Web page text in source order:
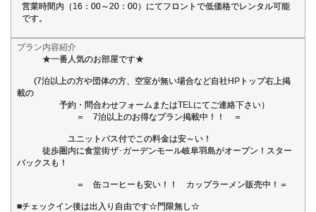
営業時間内（16：00～20：00）にてフロントで低価格でレンタル可能
です。
プラン内容紹介
★一番人気のお部屋です★
(7泊以上の方や団体の方、空室が無い場合など自社HPトップ右上掲
載の
予約・問合わせフォームまたはTELにてご連絡下さい）
＝ 7泊以上のお得なプラン掲載中！！ ＝
ユニットバス付でこの料金は安～い！
徒歩圏内に食堂街ザ･ガーデンモール岐阜羽島がオープン！スター
バックスも！
＝ 缶コーヒーも安い！！ カップラーメン販売中！＝
■チェックイン後は出入り自由です☆門限無し☆